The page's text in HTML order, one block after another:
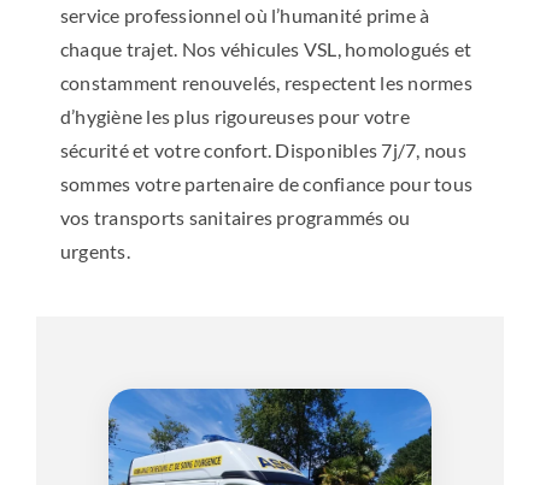
service professionnel où l’humanité prime à
chaque trajet. Nos véhicules VSL, homologués et
constamment renouvelés, respectent les normes
d’hygiène les plus rigoureuses pour votre
sécurité et votre confort. Disponibles 7j/7, nous
sommes votre partenaire de confiance pour tous
vos transports sanitaires programmés ou
urgents.